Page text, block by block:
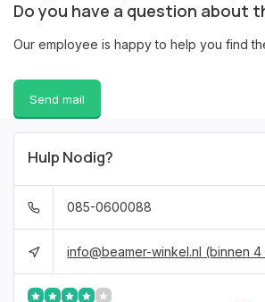
Do you have a question about
Our employee is happy to help you find
Send mail
Hulp Nodig?
085-0600088
info@beamer-winkel.nl (binnen 4